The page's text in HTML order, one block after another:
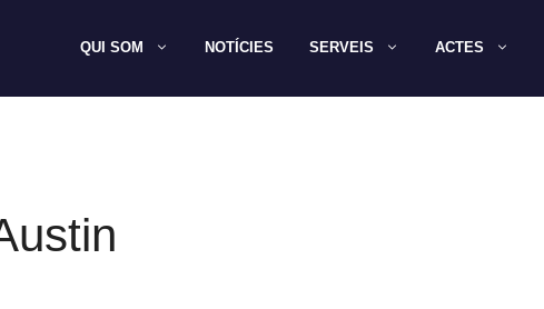
QUI SOM NOTÍCIES SERVEIS ACTES